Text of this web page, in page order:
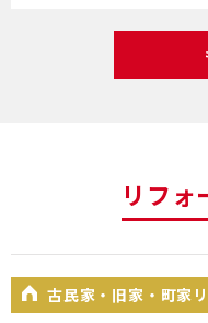
リフォ
古民家・旧家・町家